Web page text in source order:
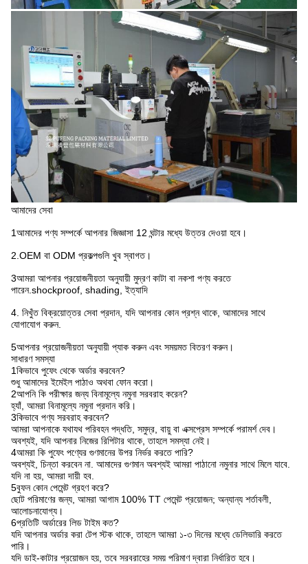
আমাদের সেবা
1আমাদের পণ্য সম্পর্কে আপনার জিজ্ঞাসা 12 ঘন্টার মধ্যে উত্তর দেওয়া হবে।
2.OEM বা ODM প্রকল্পগুলি খুব স্বাগত।
3আমরা আপনার প্রয়োজনীয়তা অনুযায়ী মুদ্রণ কাটা বা নকশা পণ্য করতে
পারেন.shockproof, shading, ইত্যাদি
4. নিখুঁত বিক্রয়োত্তর সেবা প্রদান, যদি আপনার কোন প্রশ্ন থাকে, আমাদের সাথে
যোগাযোগ করুন.
5আপনার প্রয়োজনীয়তা অনুযায়ী প্যাক করুন এবং সময়মত বিতরণ করুন।
সাধারণ সমস্যা
1কিভাবে পুফেং থেকে অর্ডার করবেন?
শুধু আমাদের ইমেইল পাঠাও অথবা ফোন করো।
2আপনি কি পরীক্ষার জন্য বিনামূল্যে নমুনা সরবরাহ করেন?
হ্যাঁ, আমরা বিনামূল্যে নমুনা প্রদান করি।
3কিভাবে পণ্য সরবরাহ করবেন?
আমরা আপনাকে যথাযথ পরিবহন পদ্ধতি, সমুদ্র, বায়ু বা এক্সপ্রেস সম্পর্কে পরামর্শ দেব।
অবশ্যই, যদি আপনার নিজের রিপিটার থাকে, তাহলে সমস্যা নেই।
4আমরা কি পুফেং পণ্যের গুণমানের উপর নির্ভর করতে পারি?
অবশ্যই, চিন্তা করবেন না. আমাদের গুণমান অবশ্যই আমরা পাঠানো নমুনার সাথে মিলে যাবে.
যদি না হয়, আমরা দায়ী হব.
5বুফন কোন পেমেন্ট গ্রহণ করে?
ছোট পরিমাণের জন্য, আমরা আগাম 100% TT পেমেন্ট প্রয়োজন; অন্যান্য শর্তাবলী,
আলোচনাযোগ্য।
6প্রতিটি অর্ডারের লিড টাইম কত?
যদি আপনার অর্ডার করা টেপ স্টক থাকে, তাহলে আমরা ১-৩ দিনের মধ্যে ডেলিভারি করতে
পারি।
যদি ডাই-কাটার প্রয়োজন হয়, তবে সরবরাহের সময় পরিমাণ দ্বারা নির্ধারিত হবে।